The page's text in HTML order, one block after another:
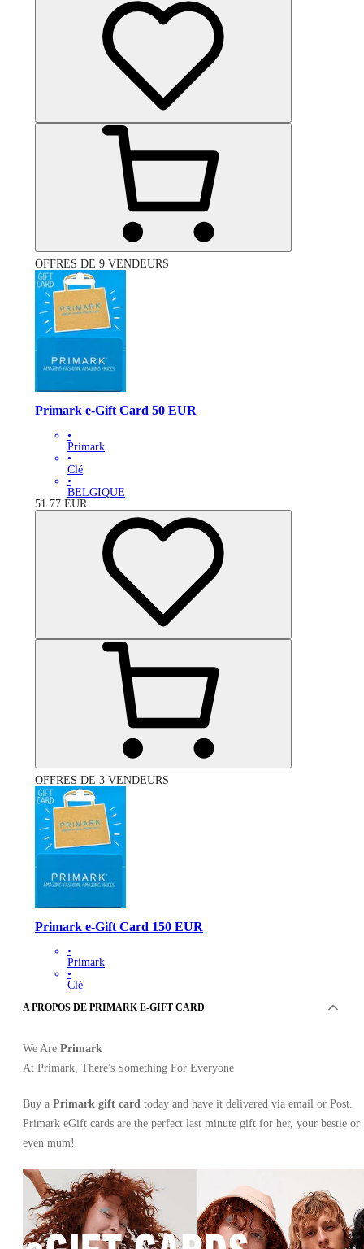
OFFRES DE 9 VENDEURS
Primark e-Gift Card 50 EUR
•
Primark
•
Clé
•
BELGIQUE
51.77 EUR
OFFRES DE 3 VENDEURS
Primark e-Gift Card 150 EUR
•
Primark
•
Clé
ESPAGNE
A PROPOS DE PRIMARK E-GIFT CARD
We Are Primark
At Primark, There's Something For Everyone
Buy a Primark gift card today and have it delivered via email or Post.
Primark eGift cards are the perfect last minute gift for her, your bestie or
even mum!